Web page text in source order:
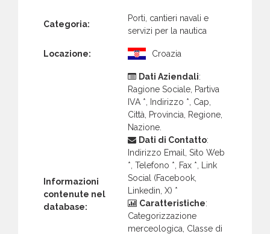
Categoria:
Porti, cantieri navali e
servizi per la nautica
Locazione: Croazia
Informazioni
contenute nel
database:
Dati Aziendali:
Ragione Sociale, Partiva
IVA *, Indirizzo *, Cap,
Città, Provincia, Regione,
Nazione.
Dati di Contatto:
Indirizzo Email, Sito Web
*, Telefono *, Fax *, Link
Social (Facebook,
Linkedin, X) *
Caratteristiche:
Categorizzazione
merceologica, Classe di